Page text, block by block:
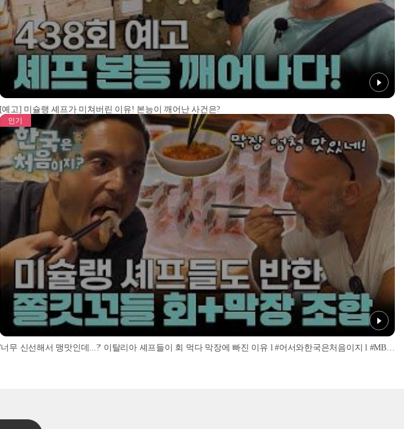
[예고] 미슐랭 셰프가 미쳐버린 이유! 본능이 깨어난 사건은?
인기
'너무 신선해서 맹맛인데...?' 이탈리아 셰프들이 회 먹다 막장에 빠진 이유 l #어서와한국은처음이지 l #MBCevery1 l EP.437